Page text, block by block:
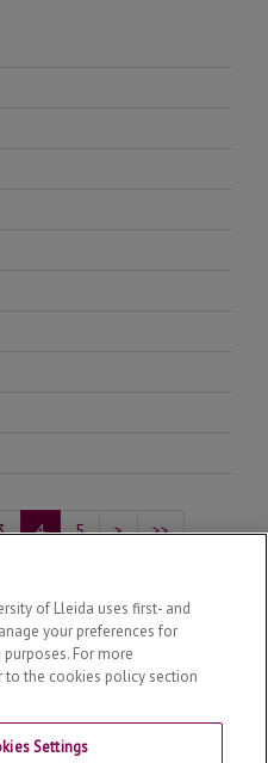
4 5 > >>
Goals
of Lleida uses first- and
your preferences for
For more
to the cookies policy section
Settings